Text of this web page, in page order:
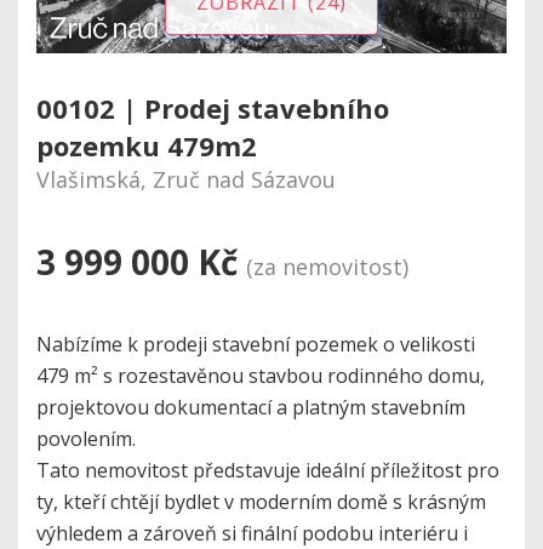
00102 | Prodej stavebního
pozemku 479m2
Vlašimská, Zruč nad Sázavou
3 999 000 Kč (za nemovitost)
Nabízíme k prodeji stavební pozemek o velikosti
479 m² s rozestavěnou stavbou rodinného domu,
projektovou dokumentací a platným stavebním
povolením.
Tato nemovitost představuje ideální příležitost pro
ty, kteří chtějí bydlet v moderním domě s krásným
výhledem a zároveň si finální podobu interiéru i